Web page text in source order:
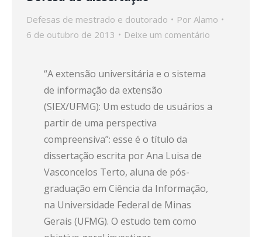
Defesas de mestrado e doutorado Por Alamo
6 de outubro de 2013
Deixe um comentário
“A extensão universitária e o sistema
de informação da extensão
(SIEX/UFMG): Um estudo de usuários a
partir de uma perspectiva
compreensiva”: esse é o título da
dissertação escrita por Ana Luisa de
Vasconcelos Terto, aluna de pós-
graduação em Ciência da Informação,
na Universidade Federal de Minas
Gerais (UFMG). O estudo tem como